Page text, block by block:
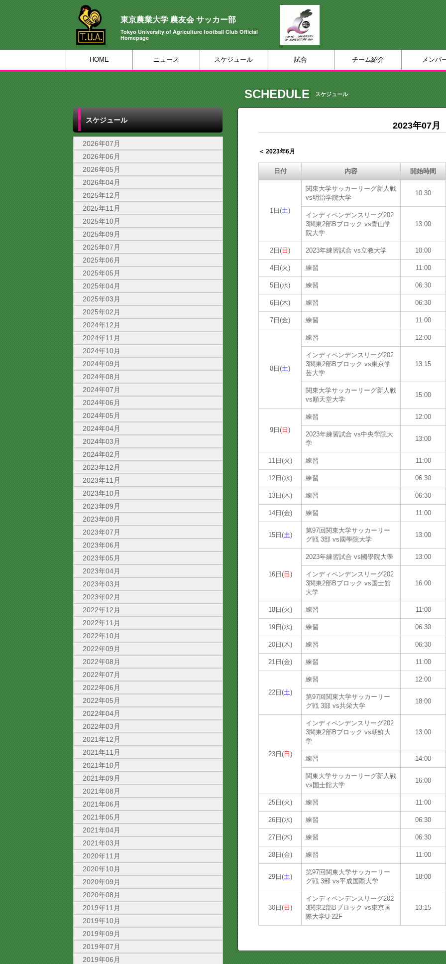
東京農業大学 農友会 サッカー部
Tokyo University of Agriculture football Club Official
Homepage
HOME ニュース スケジュール 試合 チーム紹介 メンバ
スケジュール
2026年07月
2026年06月
2026年05月
2026年04月
2025年12月
2025年11月
2025年10月
2025年09月
2025年07月
2025年06月
2025年05月
2025年04月
2025年03月
2025年02月
2024年12月
2024年11月
2024年10月
2024年09月
2024年08月
2024年07月
2024年06月
2024年05月
2024年04月
2024年03月
2024年02月
2023年12月
2023年11月
2023年10月
2023年09月
2023年08月
2023年07月
2023年06月
2023年05月
2023年04月
2023年03月
2023年02月
2022年12月
2022年11月
2022年10月
2022年09月
2022年08月
2022年07月
2022年06月
2022年05月
2022年04月
2022年03月
2021年12月
2021年11月
2021年10月
2021年09月
2021年08月
2021年06月
2021年05月
2021年04月
2021年03月
2020年11月
2020年10月
2020年09月
2020年08月
2019年11月
2019年10月
2019年09月
2019年07月
2019年06月
SCHEDULE スケジュール
2023年07月
＜ 2023年6月
日付 内容 開始時間
1日(土)
関東大学サッカーリーグ新人戦
vs明治学院大学
10:30
インディペンデンスリーグ202
3関東2部Bブロック vs青山学
院大学
13:00
2日( 日) 2023年練習試合 vs立教大学 10:00
4日(火) 練習 11:00
5日(水) 練習 06:30
6日(木) 練習 06:30
7日(金) 練習 11:00
8日(土)
練習 12:00
インディペンデンスリーグ202
3関東2部Bブロック vs東京学
芸大学
13:15
関東大学サッカーリーグ新人戦
vs順天堂大学
15:00
9日( 日)
練習 12:00
2023年練習試合 vs中央学院大
学
13:00
11日(火) 練習 11:00
12日(水) 練習 06:30
13日(木) 練習 06:30
14日(金) 練習 11:00
15日(土)
第97回関東大学サッカーリー
グ戦 3部 vs國學院大学
13:00
16日(日 )
2023年練習試合 vs國學院大學 13:00
インディペンデンスリーグ202
3関東2部Bブロック vs国士館
大学
16:00
18日(火) 練習 11:00
19日(水) 練習 06:30
20日(木) 練習 06:30
21日(金) 練習 11:00
22日(土)
練習 12:00
第97回関東大学サッカーリー
グ戦 3部 vs共栄大学
18:00
23日(日 )
インディペンデンスリーグ202
3関東2部Bブロック vs朝鮮大
学
13:00
練習 14:00
関東大学サッカーリーグ新人戦
vs国士館大学
16:00
25日(火) 練習 11:00
26日(水) 練習 06:30
27日(木) 練習 06:30
28日(金) 練習 11:00
29日(土)
第97回関東大学サッカーリー
グ戦 3部 vs平成国際大学
18:00
30日(日 )
インディペンデンスリーグ202
3関東2部Bブロック vs東京国
際大学U-22F
13:15